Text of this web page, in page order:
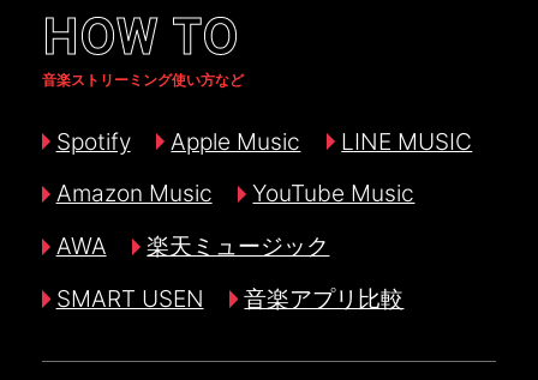
HOW TO
音楽ストリーミング使い方など
Spotify Apple Music
LINE MUSIC
Amazon Music
YouTube Music
AWA
楽天ミュージック
SMART USEN
音楽アプリ比較